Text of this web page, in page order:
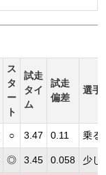
ス
タ
ー
ト
試走
タイ
ム
試走
偏差
選手
○ 3.47 0.11 乗る
◎ 3.45 0.058 少し